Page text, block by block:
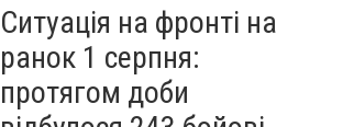
Ситуація на фронті на
ранок 1 серпня:
протягом доби